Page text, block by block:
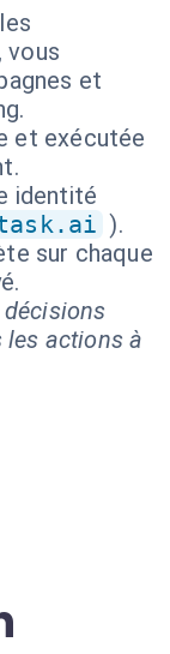
vous
et
et exécutée
identité
).
sur chaque
les actions à